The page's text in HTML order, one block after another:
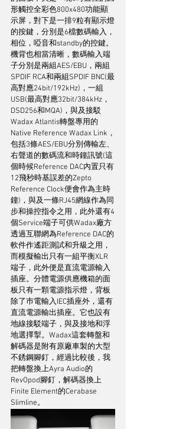
形觸控全彩色800x480功能顯
示屏，對下是一排9粒有顯示燈
的按鍵，分別是6檔數碼輸入，
相位，啞音和standby的控鍵。
機背也相當清晰，數碼輸入端
子分別是兩組AES/EBU，兩組
SPDIF RCA和兩組SPDIF BNC(最
高對應24bit/192kHz)，一組
USB(最高對應32bit/384kHz，
DSD256和MQA)，與及接駁
Wadax Atlantis轉盤專用的
Native Reference Wadax Link，
包括3條AES/EBU分別傳輸左、
右聲道的數碼流和時鐘訊號(這
個時候Reference DAC內置只有
12飛秒時基誤差的Zepto
Reference Clock便會作為主時
鐘)，與及一條RJ45網線作為同
步和操控指令之用，此外還有4
個Service端子可供Wadax廠方
透過互聯網為Reference DAC的
軟件作遙距測試和升級之用，
而模擬輸出只有一組平衡XLR
端子，此外便是直流電源輸入
插座。分體電源供應機箱的面
板只有一顆電源指示燈，背板
除了巿電輸入IEC插座外，還有
直流電源輸出插座。它也設有
地線接駁端子，與及接地和浮
地選擇掣。Wadax這套轉盤和
解碼器是附有原廠車製的大型
不銹鋼腳釘，經過比較後，我
把轉盤換上Ayra Audio的
RevOpod腳釘，解碼器換上
Finite Element的Cerabase
Slimline。